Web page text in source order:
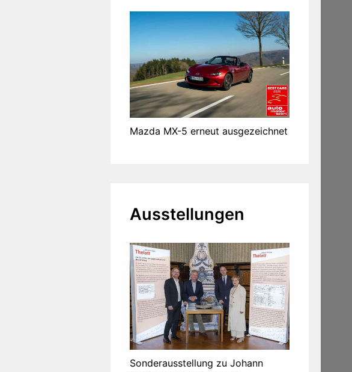
Mazda MX-5 erneut ausgezeichnet
Ausstellungen
Sonderausstellung zu Johann